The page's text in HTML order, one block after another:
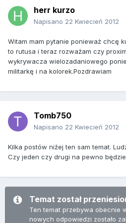
herr kurzo
Napisano 22 Kwiecień 2012
Witam mam pytanie ponieważ chcę
to rutusa i teraz rozważam czy
wykrywacza wielozadaniowego
militarkę i na kolorek.Pozdrawiam
Tomb750
Napisano 22 Kwiecień 2012
Kilka postów niżej ten sam temat.
Czy jeden czy drugi na pewno
Temat został
Ten temat przebywa obecnie
nowych odpowiedzi zostało